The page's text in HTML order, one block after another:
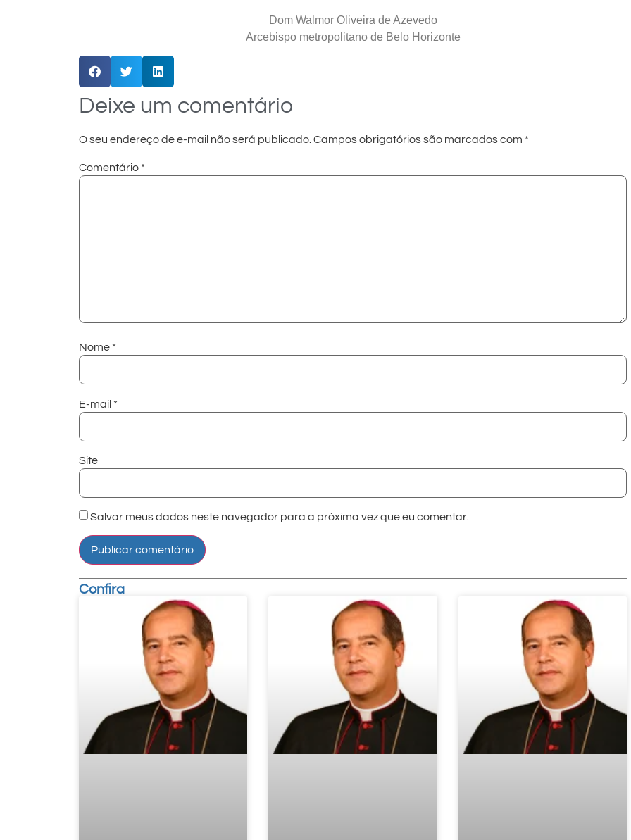
Dom Walmor Oliveira de Azevedo
Arcebispo metropolitano de Belo Horizonte
Deixe um comentário
O seu endereço de e-mail não será publicado.Campos obrigatórios são marcados com *
Comentário *
Nome *
E-mail *
Site
Salvar meus dados neste navegador para a próxima vez que eu comentar.
Confira